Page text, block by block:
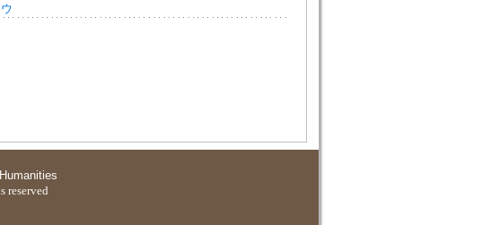
reserved